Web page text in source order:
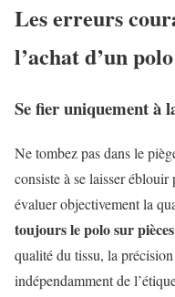
Les erreurs
l’achat d’un
Se fier uniquement à
Ne tombez pas dans le
consiste à se laisser
évaluer objectivement la
toujours le polo sur pièces
qualité du tissu, la
indépendamment de